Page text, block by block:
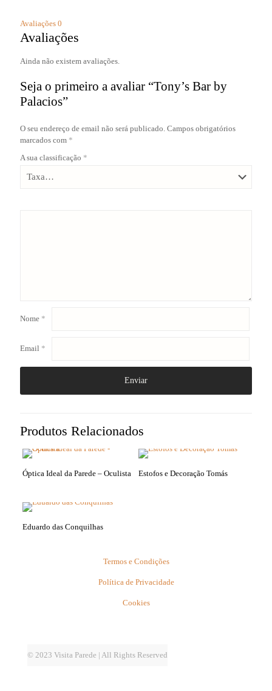
Avaliações 0
Avaliações
Ainda não existem avaliações.
Seja o primeiro a avaliar “Tony’s Bar by
Palacios”
O seu endereço de email não será publicado. Campos obrigatórios
marcados com *
A sua classificação *
Nome *
Email *
Produtos Relacionados
Óptica Ideal da Parede – Oculista Estofos e Decoração Tomás
Eduardo das Conquilhas
Termos e Condições
Política de Privacidade
Cookies
© 2023 Visita Parede | All Rights Reserved